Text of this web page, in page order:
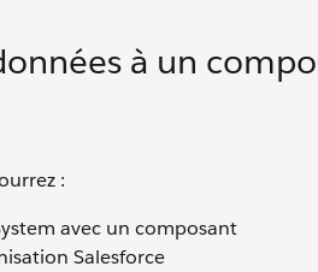
à un
:
avec un composant
Salesforce